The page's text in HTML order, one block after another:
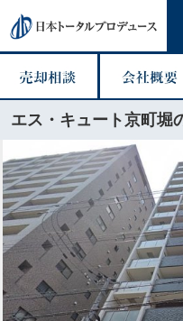
エス・キュート京町堀